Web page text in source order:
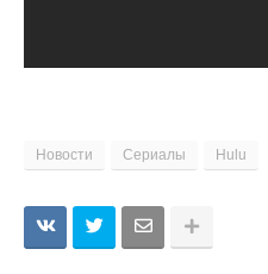
Новости Сериалы Hulu